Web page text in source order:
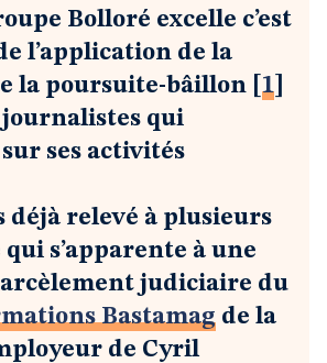
Bolloré excelle c’est
l’application de la
la poursuite-bâillon
1
qui
ses activités
déjà relevé à plusieurs
s’apparente à une
judiciaire du
Bastamag de la
de Cyril